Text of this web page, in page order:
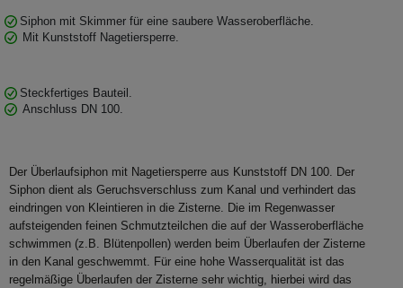
Siphon mit Skimmer für eine saubere Wasseroberfläche.
Mit Kunststoff Nagetiersperre.
Steckfertiges Bauteil.
Anschluss DN 100.
Der Überlaufsiphon mit Nagetiersperre aus Kunststoff DN 100. Der
Siphon dient als Geruchsverschluss zum Kanal und verhindert das
eindringen von Kleintieren in die Zisterne. Die im Regenwasser
aufsteigenden feinen Schmutzteilchen die auf der Wasseroberfläche
schwimmen (z.B. Blütenpollen) werden beim Überlaufen der Zisterne
in den Kanal geschwemmt. Für eine hohe Wasserqualität ist das
regelmäßige Überlaufen der Zisterne sehr wichtig, hierbei wird das